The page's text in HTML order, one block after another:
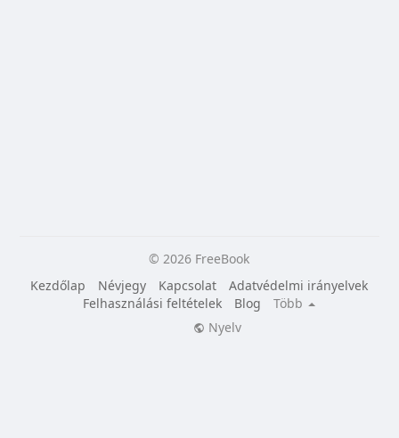
© 2026 FreeBook
Kezdőlap
Névjegy Kapcsolat
Adatvédelmi irányelvek
Felhasználási feltételek
Blog
Több
Nyelv